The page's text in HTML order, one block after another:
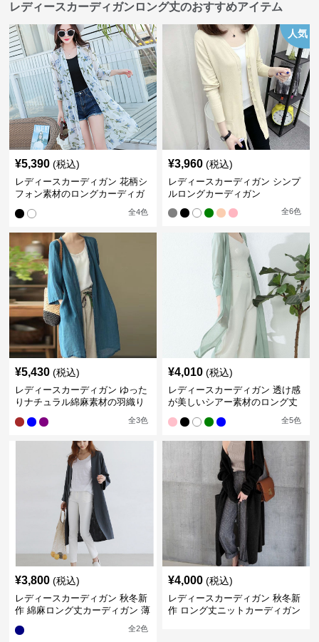
レディースカーディガンロング丈のおすすめアイテム
¥5,390 (税込)
レディースカーディガン 花柄シ
フォン素材のロングカーディガ
全4色
人気
¥3,960 (税込)
レディースカーディガン シンプ
ルロングカーディガン
全6色
¥5,430 (税込)
レディースカーディガン ゆった
りナチュラル綿麻素材の羽織り
全3色
¥4,010 (税込)
レディースカーディガン 透け感
が美しいシアー素材のロング丈
全5色
¥3,800 (税込)
レディースカーディガン 秋冬新
作 綿麻ロング丈カーディガン 薄
全2色
¥4,000 (税込)
レディースカーディガン 秋冬新
作 ロング丈ニットカーディガン